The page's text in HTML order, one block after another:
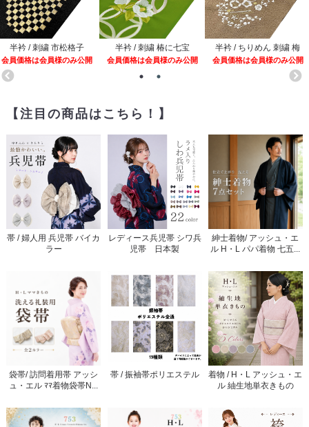
半衿 / 刺繍 市松格子
会員価格は会員様のみ公開
半衿 / 刺繍 椿に七宝
会員価格は会員様のみ公開
半衿 / ちりめん 刺繍 梅
会員価格は会員様のみ公開
【注目の商品はこちら！】
帯 / 婦人用 兵児帯 バイカ
ラー
レディース兵児帯 シワ兵
児帯 日本製
紳士着物/ アッシュ・エ
ル H・L パパ着物 七五...
袋帯/ 訪問着用帯 アッシ
ュ・エル ﾏﾏ着物袋帯N...
帯 / 振袖帯ポリエステル
着物 / H・L アッシュ・エ
ル 紬生地単衣きもの